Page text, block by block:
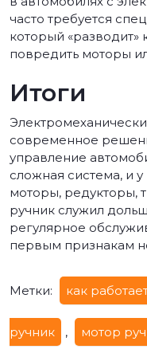
часто требуется
который
повредить моторы
Итоги
современное
управление
сложная система, и
моторы, редукторы,
ручник служил
регулярное
первым признакам
Метки: как
ручник , мотор